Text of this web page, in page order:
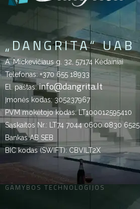
„DANGRITA“ UAB
A. Mickevičiaus g. 32, 57174 Kėdainiai
Telefonas: +370 655 18933
El. paštas:info@dangrita.lt
Įmonės kodas: 305237967
PVM mokėtojo kodas: LT100012595410
Sąskaitos Nr.: LT74 7044 0600 0830 6525
Bankas AB SEB
BIC kodas (SWIFT): CBVILT2X
GAMYBOS TECHNOLOGIJOS